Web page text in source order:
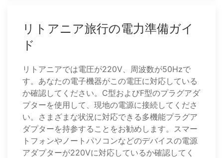
リトアニア旅行の電力準備ガイ
ド
リトアニアでは電圧が220V、周波数が50Hzで
す。あなたの電子機器がこの電圧に対応している
か確認してください。C型およびF型のプラグアダ
プターを使用して、現地の電源に接続してくださ
い。さまざまな状況に対応できる多機能プラグア
ダプターを持参することをお勧めします。スマー
トフォンやノートパソコンなどのデバイスの電源
アダプターが220Vに対応しているか確認してく